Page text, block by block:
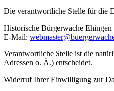
Die verantwortliche Stelle für die
Historische Bürgerwache Ehingen
E-Mail:
Verantwortliche Stelle ist die
Adressen o. Ä.) entscheidet.
Widerruf Ihrer Einwilligung zur